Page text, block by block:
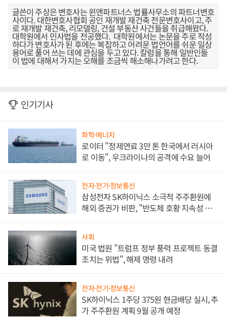
글쓴이 주상은 변호사는 윈앤파트너스 법률사무소의 파트너변호
사이다. 대한변호사협회 공인 재개발 재건축 전문변호사이고, 주
로 재개발 재건축, 리모델링, 건설 부동산 사건들을 취급해왔다.
대학원에서 민사법을 전공했다. 대학원에서는 논문을 주로 작성
하다가 변호사가 된 후에는 복잡하고 어려운 법언어를 쉬운 일상
용어로 풀어 쓰는 데에 관심을 두고 있다. 칼럼을 통해 일반인들
이 법에 대해서 가지는 오해를 조금씩 해소해나가려고 한다.
인기기사
화학·에너지
로이터 "정제연료 3만 톤 한국에서 러시아
로 이동", 우크라이나의 공격에 수요 늘어
전자·전기·정보통신
삼성전자 SK하이닉스 소극적 주주환원에
해외 증권가 비판, "반도체 호황 지속성 의
사회
미국 법원 "트럼프 정부 풍력 프로젝트 동결
조치는 위법", 해제 명령 내려
전자·전기·정보통신
SK하이닉스 1주당 375원 현금배당 실시, 추
가 주주환원 계획 9월 공개 예정